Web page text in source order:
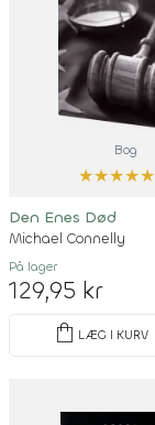
Bog
★★★★★
Den Enes Død
Michael Connelly
På lager
129,95 kr
shopping_bag LÆG I KURV